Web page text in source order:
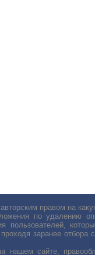
правом на
по удалению
заранее
сайте,